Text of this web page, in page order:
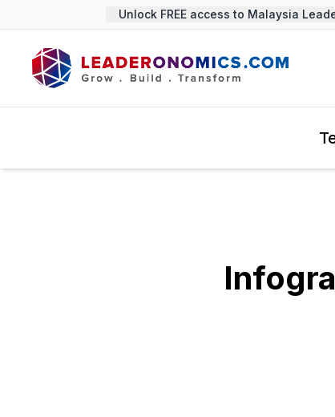
Unlock FREE access to Malaysia